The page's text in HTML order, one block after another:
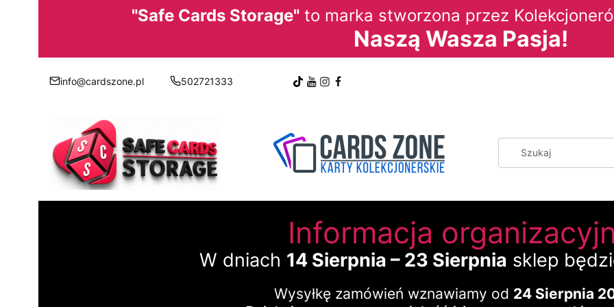
"Safe Cards Storage" to marka stworzona przez
Naszą Wasza Pasja!
info@cardszone.pl 502721333
Informacja
W dniach 14 Sierpnia – 23 Sierpnia sklep
Wysyłkę zamówień wznawiamy od 24 Sierpnia